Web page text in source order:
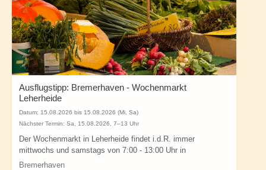
Ausflugstipp: Bremerhaven - Wochenmarkt
Leherheide
Datum: 15.08.2026 bis 15.08.2026 (Mi, Sa)
Nächster Termin: Sa, 15.08.2026, 7–13 Uhr
Der Wochenmarkt in Leherheide findet i.d.R. immer
mittwochs und samstags von 7:00 - 13:00 Uhr in
Bremerhaven (Julius-Leber-Platz,...
Bremerhaven